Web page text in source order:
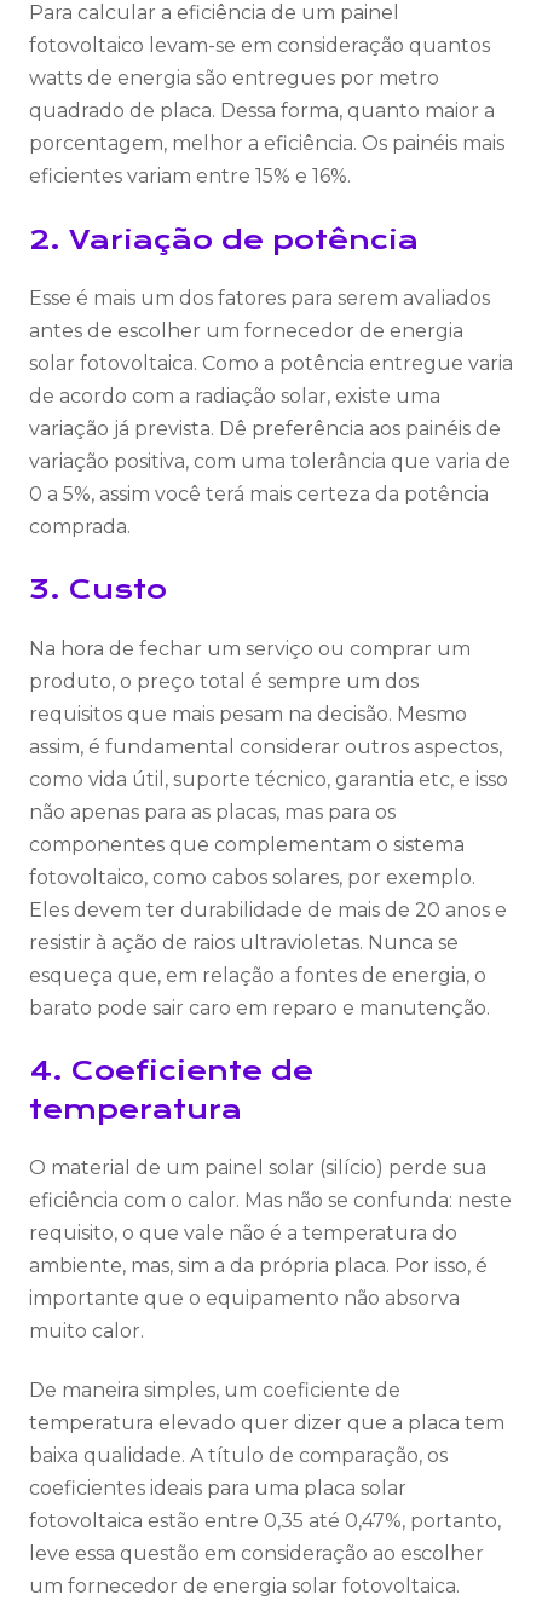
Para calcular a eficiência de um painel
fotovoltaico levam-se em consideração quantos
watts de energia são entregues por metro
quadrado de placa. Dessa forma, quanto maior a
porcentagem, melhor a eficiência. Os painéis mais
eficientes variam entre 15% e 16%.
2. Variação de potência
Esse é mais um dos fatores para serem avaliados
antes de escolher um fornecedor de energia
solar fotovoltaica. Como a potência entregue varia
de acordo com a radiação solar, existe uma
variação já prevista. Dê preferência aos painéis de
variação positiva, com uma tolerância que varia de
0 a 5%, assim você terá mais certeza da potência
comprada.
3. Custo
Na hora de fechar um serviço ou comprar um
produto, o preço total é sempre um dos
requisitos que mais pesam na decisão. Mesmo
assim, é fundamental considerar outros aspectos,
como vida útil, suporte técnico, garantia etc, e isso
não apenas para as placas, mas para os
componentes que complementam o sistema
fotovoltaico, como cabos solares, por exemplo.
Eles devem ter durabilidade de mais de 20 anos e
resistir à ação de raios ultravioletas. Nunca se
esqueça que, em relação a fontes de energia, o
barato pode sair caro em reparo e manutenção.
4. Coeficiente de
temperatura
O material de um painel solar (silício) perde sua
eficiência com o calor. Mas não se confunda: neste
requisito, o que vale não é a temperatura do
ambiente, mas, sim a da própria placa. Por isso, é
importante que o equipamento não absorva
muito calor.
De maneira simples, um coeficiente de
temperatura elevado quer dizer que a placa tem
baixa qualidade. A título de comparação, os
coeficientes ideais para uma placa solar
fotovoltaica estão entre 0,35 até 0,47%, portanto,
leve essa questão em consideração ao escolher
um fornecedor de energia solar fotovoltaica.